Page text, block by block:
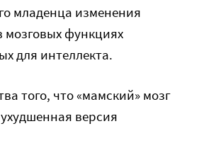
младенца изменения
мозговых функциях
для интеллекта.
того, что «мамский» мозг
версия